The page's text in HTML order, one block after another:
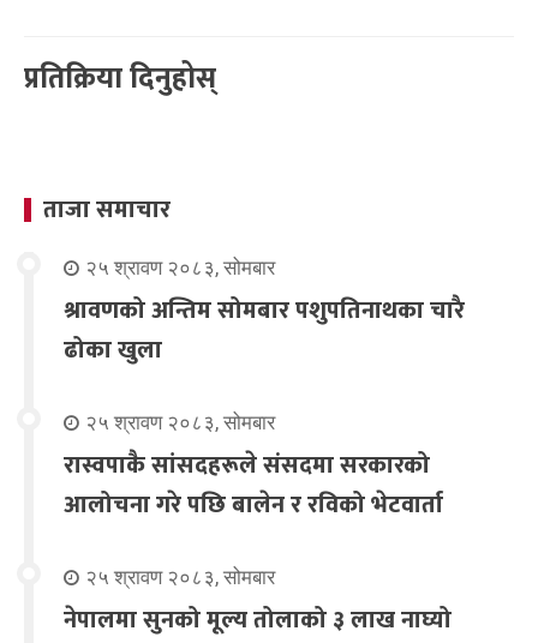
प्रतिक्रिया दिनुहोस्
ताजा समाचार
२५ श्रावण २०८३, सोमबार
श्रावणको अन्तिम सोमबार पशुपतिनाथका चारै
ढोका खुला
२५ श्रावण २०८३, सोमबार
रास्वपाकै सांसदहरूले संसदमा सरकारको
आलोचना गरे पछि बालेन र रविको भेटवार्ता
२५ श्रावण २०८३, सोमबार
नेपालमा सुनको मूल्य तोलाको ३ लाख नाघ्यो